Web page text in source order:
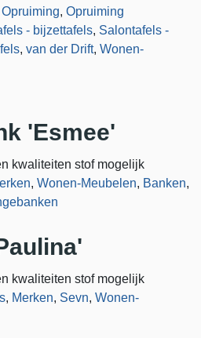
Opruiming, Opruiming
- bijzettafels, Salontafels -
, van der Drift, Wonen-
'Esmee'
kwaliteiten stof mogelijk
, Wonen-Meubelen, Banken,
kwaliteiten stof mogelijk
, Merken, Sevn, Wonen-